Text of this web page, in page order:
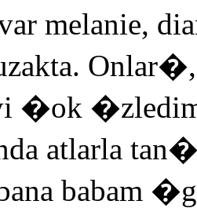
melanie,
�ok
atlarla
babam